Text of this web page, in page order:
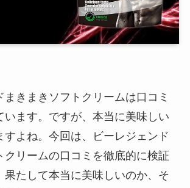
まきまきソフトクリームは口コミ
います。ですが、本当に美味しい
すよね。今回は、ビーレジェンド
クリームの口コミを徹底的に検証
果たして本当に美味しいのか、そ